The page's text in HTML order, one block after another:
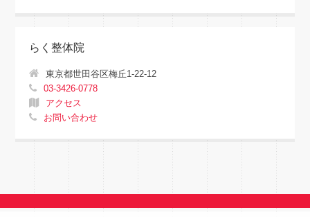
らく整体院
東京都世田谷区梅丘1-22-12
03-3426-0778
アクセス
お問い合わせ